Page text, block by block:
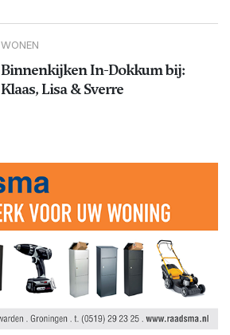
WONEN
Binnenkijken In-Dokkum bij:
Klaas, Lisa & Sverre